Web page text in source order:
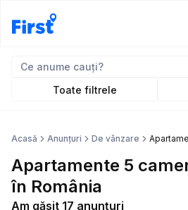
Toate filtrele
Acasă Anunțuri De vânzare
Apartamente 5
în România
Am găsit 17 anunțuri